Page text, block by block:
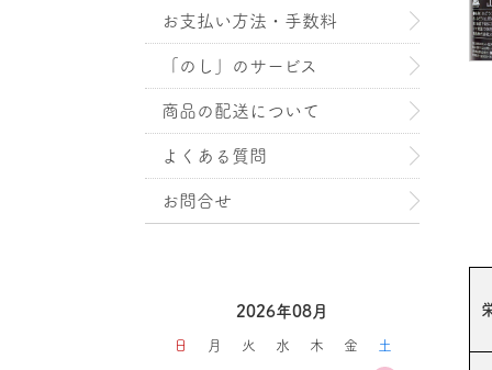
お支払い方法・手数料
「のし」のサービス
商品の配送について
よくある質問
お問合せ
2026年08月
日 月 火 水 木 金 土